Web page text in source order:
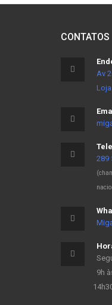
CONTATOS
Av
289
9h
14h30 às